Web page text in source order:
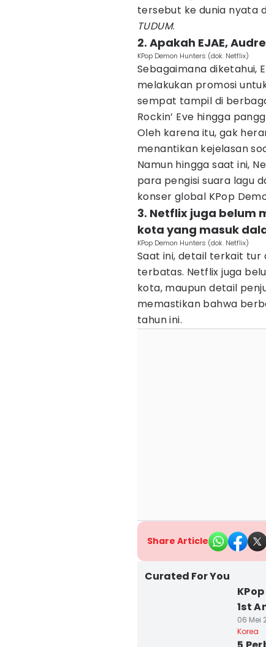
tersebut ke dunia nyata
TUDUM.
2. Apakah EJAE,
KPop Demon Hunters (dok. Netflix)
Sebagaimana diketahui,
melakukan promosi
sempat tampil di
Rockin’ Eve hingga
Oleh karena itu, gak
menantikan kejelasan
Namun hingga saat ini,
para pengisi suara lagu
konser global KPop
3. Netflix juga belum
kota yang masuk
KPop Demon Hunters (dok. Netflix)
Saat ini, detail terkait tur
terbatas. Netflix juga
kota, maupun detail
memastikan bahwa
tahun ini.
Share Article
Curated For You
1st
06 Mei
Korea